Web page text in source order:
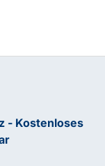
- Kostenloses